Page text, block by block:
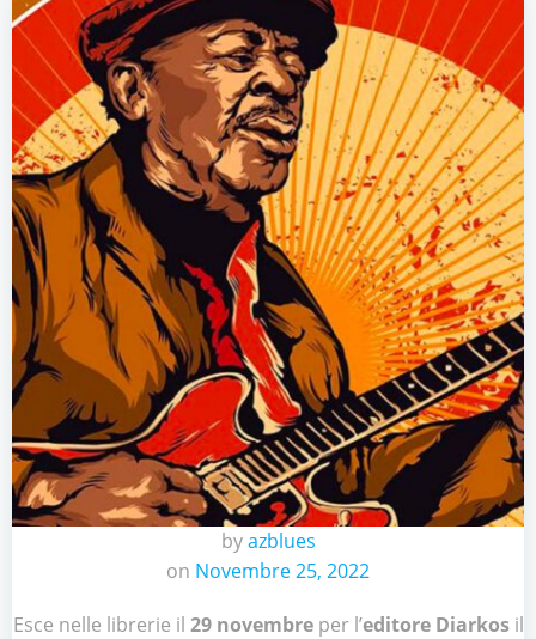
byazblues
on Novembre 25, 2022
Esce nelle librerie il 29 novembreper l’editore Diarkos il